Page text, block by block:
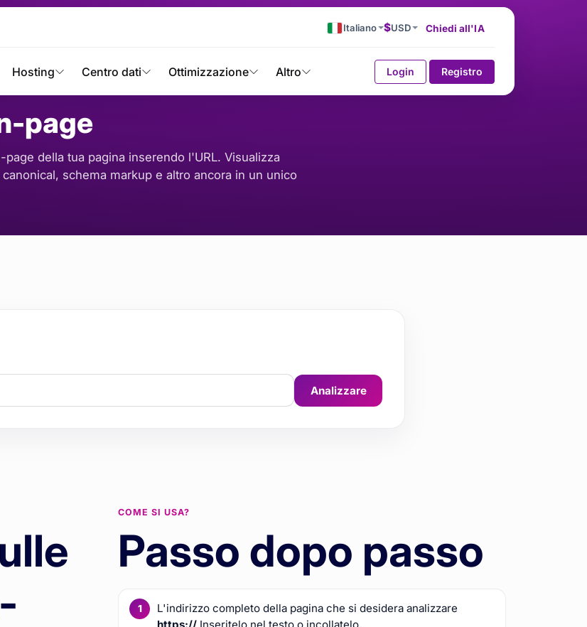
Italiano $USD Chiedi all'IA
Hosting Centro dati Ottimizzazione Altro Login Registro
page
della tua pagina inserendo l'URL. Visualizza
schema markup e altro ancora in un unico
Analizzare
COME SI USA?
Passo dopo passo
L'indirizzo completo della pagina che si desidera analizzare